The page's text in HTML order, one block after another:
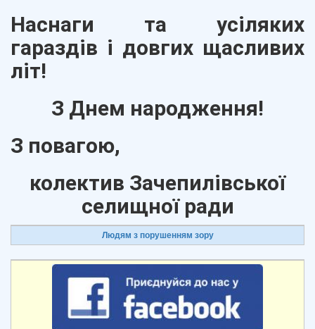
Наснаги та усіляких
гараздів і довгих щасливих
літ!
З Днем народження!
З повагою,
колектив Зачепилівської
селищної ради
Людям з порушенням зору